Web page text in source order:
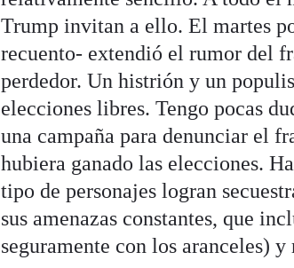
Trump invitan a ello. El martes
recuento- extendió el rumor del
perdedor. Un histrión y un
elecciones libres. Tengo pocas
una campaña para denunciar el
hubiera ganado las elecciones.
tipo de personajes logran
sus amenazas constantes, que
seguramente con los aranceles) y